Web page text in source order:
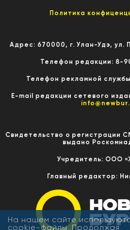
Политика
Адрес: 670000, г. Улан-Удэ, ул.
Телефон редакции: 8-
Телефон рекламной
E-mail редакции сетевого
Свидетельство о регистрации
выдано
Учредитель: ООО
Главный редактор:
На нашем сайте
cookie-файлы. Продолжая